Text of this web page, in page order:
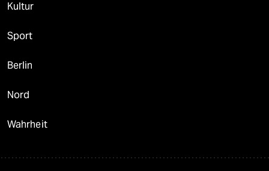
Kultur
Sport
Berlin
Nord
Wahrheit